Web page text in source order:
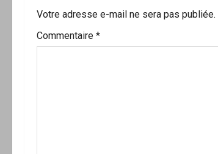
a
t
Votre adresse e-mail ne sera pas publiée.
Commentaire *